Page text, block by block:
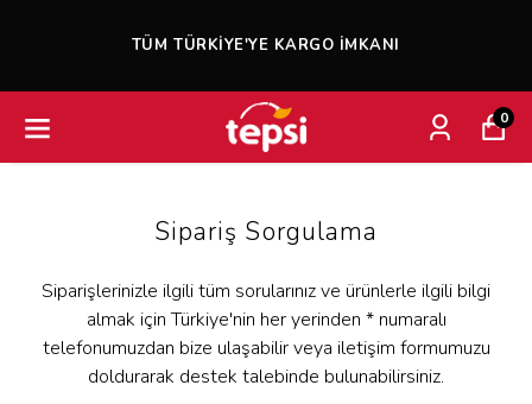
TÜM TÜRKIYE'YE KARGO İMKANI
0
Sipariş Sorgulama
Siparişlerinizle ilgili tüm sorularınız ve ürünlerle ilgili bilgi
almak için Türkiye'nin her yerinden * numaralı
telefonumuzdan bize ulaşabilir veya iletişim formumuzu
doldurarak destek talebinde bulunabilirsiniz.